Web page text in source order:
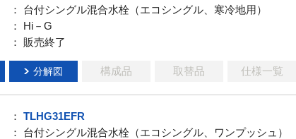
： 台付シングル混合水栓（エコシングル、寒冷地用）
： Hi－G
： 販売終了
分解図 構成品 取替品 仕様一覧
： TLHG31EFR
： 台付シングル混合水栓（エコシングル、ワンプッシュ）